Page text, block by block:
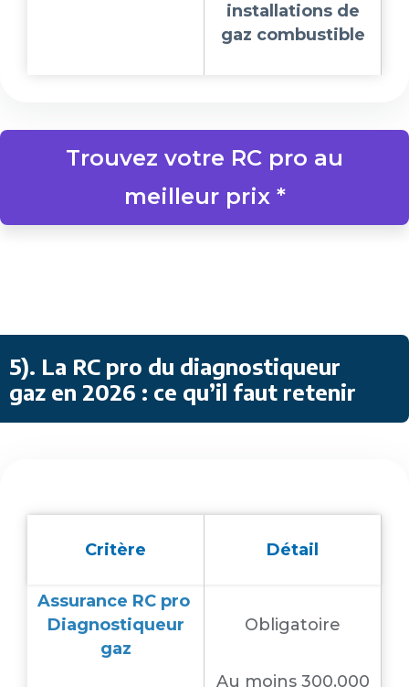
installations de
gaz combustible
Trouvez votre RC pro au
meilleur prix *
5). La RC pro du diagnostiqueur
gaz en 2026 : ce qu’il faut retenir
Critère Détail
Assurance RC pro
Diagnostiqueur
gaz
Obligatoire
Au moins 300.000